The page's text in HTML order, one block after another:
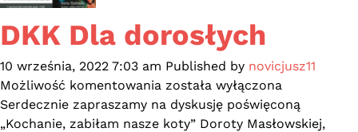
DKK Dla dorosłych
10 września, 2022 7:03 am Published by novicjusz11
Możliwość komentowania DKK
Dla
dorosłych
została wyłączona
Serdecznie zapraszamy na dyskusję poświęconą
„Kochanie, zabiłam nasze koty” Doroty Masłowskiej,